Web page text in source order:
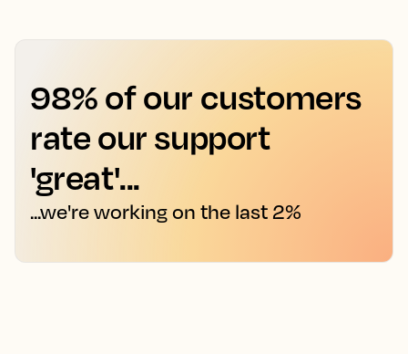
98% of our customers
rate our support
'great'...
...we're working on the last 2%